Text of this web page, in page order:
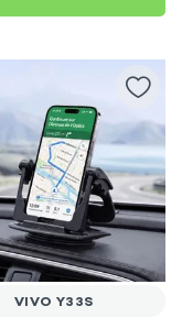
VIVO Y33S